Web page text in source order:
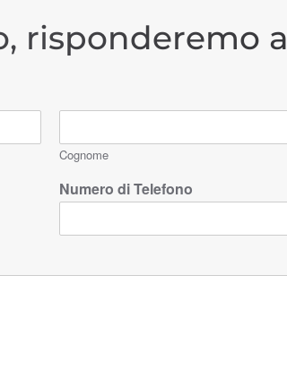
risponderemo
Cognome
Numero di Telefono